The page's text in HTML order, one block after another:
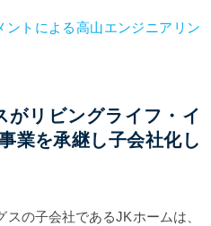
ントによる高山エンジニアリン
がリビングライフ・イ
業を承継し子会社化し
の子会社であるJKホームは、